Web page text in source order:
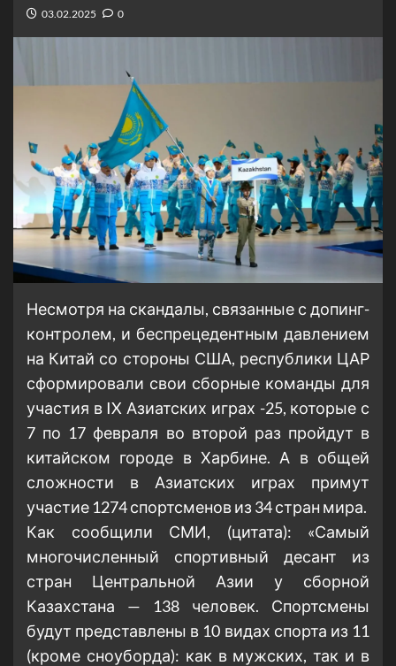
03.02.2025 0
Несмотря на скандалы, связанные с допинг-
контролем, и беспрецедентным давлением
на Китай со стороны США, республики ЦАР
сформировали свои сборные команды для
участия в IX Азиатских играх -25, которые с
7 по 17 февраля во второй раз пройдут в
китайском городе в Харбине. А в общей
сложности в Азиатских играх примут
участие 1274 спортсменов из 34 стран мира.
Как сообщили СМИ, (цитата): «Самый
многочисленный спортивный десант из
стран Центральной Азии у сборной
Казахстана — 138 человек. Спортсмены
будут представлены в 10 видах спорта из 11
(кроме сноуборда): как в мужских, так и в